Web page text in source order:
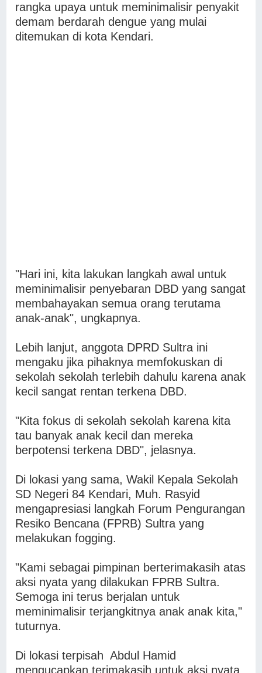
rangka upaya untuk meminimalisir penyakit
demam berdarah dengue yang mulai
ditemukan di kota Kendari.
"Hari ini, kita lakukan langkah awal untuk
meminimalisir penyebaran DBD yang sangat
membahayakan semua orang terutama
anak-anak", ungkapnya.
Lebih lanjut, anggota DPRD Sultra ini
mengaku jika pihaknya memfokuskan di
sekolah sekolah terlebih dahulu karena anak
kecil sangat rentan terkena DBD.
"Kita fokus di sekolah sekolah karena kita
tau banyak anak kecil dan mereka
berpotensi terkena DBD", jelasnya.
Di lokasi yang sama, Wakil Kepala Sekolah
SD Negeri 84 Kendari, Muh. Rasyid
mengapresiasi langkah Forum Pengurangan
Resiko Bencana (FPRB) Sultra yang
melakukan fogging.
"Kami sebagai pimpinan berterimakasih atas
aksi nyata yang dilakukan FPRB Sultra.
Semoga ini terus berjalan untuk
meminimalisir terjangkitnya anak anak kita,"
tuturnya.
Di lokasi terpisah Abdul Hamid
mengucapkan terimakasih untuk aksi nyata